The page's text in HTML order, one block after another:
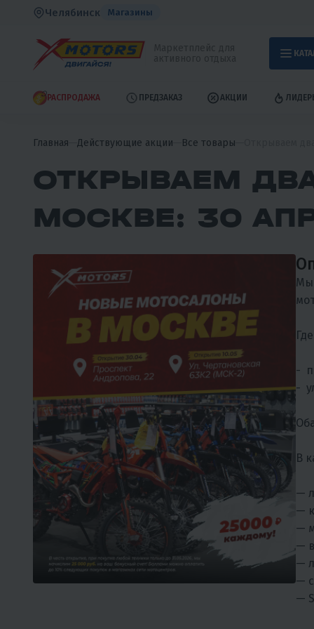
Челябинск Магазины
РАСПРОДАЖА ПРЕДЗАКАЗ АКЦИИ
Главная Действующие акции Все товары
ОТКРЫВАЕМ ДВА
МОСКВЕ: 30
Мы
-
-
В
—
—
—
—
—
—
—